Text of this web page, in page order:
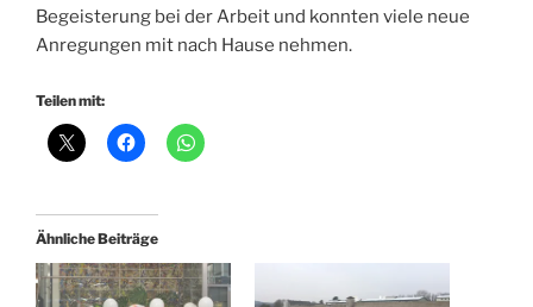
Begeisterung bei der Arbeit und konnten viele neue
Anregungen mit nach Hause nehmen.
Teilen mit:
Ähnliche Beiträge